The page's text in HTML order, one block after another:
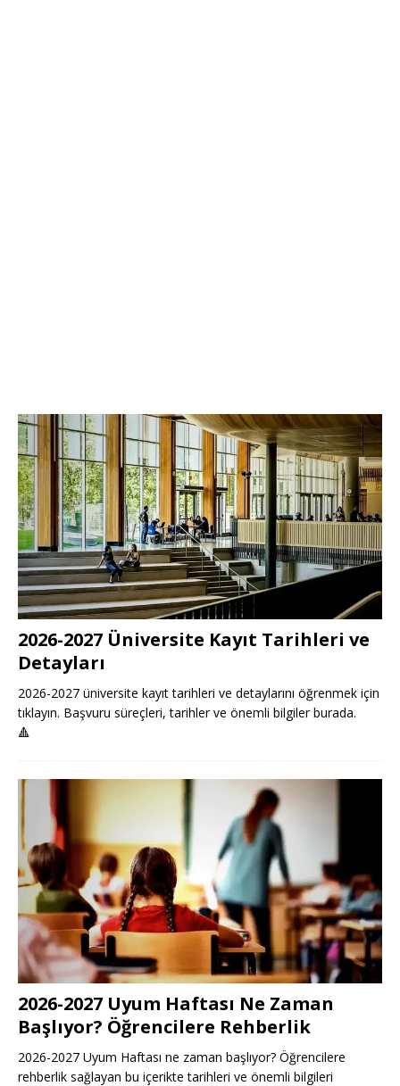
2026-2027 Üniversite Kayıt Tarihleri ve
Detayları
2026-2027 üniversite kayıt tarihleri ve detaylarını öğrenmek için
tıklayın. Başvuru süreçleri, tarihler ve önemli bilgiler burada.
🔺
2026-2027 Uyum Haftası Ne Zaman
Başlıyor? Öğrencilere Rehberlik
2026-2027 Uyum Haftası ne zaman başlıyor? Öğrencilere
rehberlik sağlayan bu içerikte tarihleri ve önemli bilgileri